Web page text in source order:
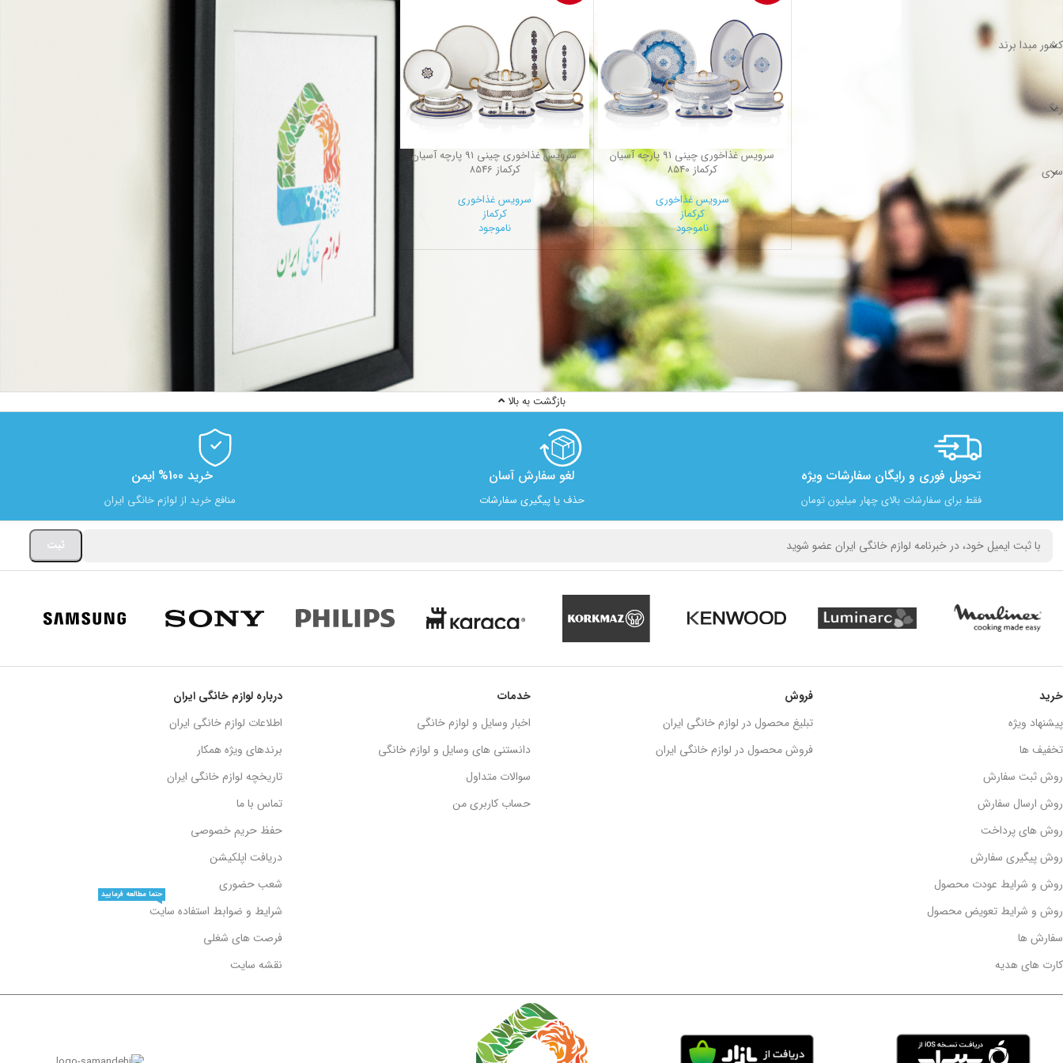
کشور مبدا برند
رنگ
سری
سرویس غذاخوری چینی 91 پارچه آسیان
کرکماز 8540
سرویس غذاخوری
کرکماز
ناموجود
سرویس غذاخوری چینی 91 پارچه آسیان
کرکماز 8546
سرویس غذاخوری
کرکماز
ناموجود
بازگشت به بالا
تحویل فوری و رایگان سفارشات ویژه
فقط برای سفارشات بالای چهار میلیون تومان
لغو سفارش آسان​
حذف یا پیگیری سفارشات
خرید 100% ایمن
منافع خرید از لوازم خانگی ایران
خرید
پیشنهاد ویژه
تخفیف ها
روش ثبت سفارش
روش ارسال سفارش
روش های پرداخت
روش پیگیری سفارش
روش و شرایط عودت محصول
روش و شرایط تعویض محصول
سفارش ها
کارت های هدیه
فروش
تبلیغ محصول در لوازم خانگی ایران
فروش محصول در لوازم خانگی ایران
خدمات
اخبار وسایل و لوازم خانگی
دانستنی های وسایل و لوازم خانگی
سوالات متداول
حساب کاربری من
درباره لوازم خانگی ایران
اطلاعات لوازم خانگی ایران
برندهای ویژه همکار
تاریخچه لوازم خانگی ایران
تماس با ما
حفظ حریم خصوصی
دریافت اپلکیشن
شعب حضوری
شرایط و ضوابط استفاده سایت
حتما مطالعه فرمایید
فرصت های شغلی
نقشه سایت